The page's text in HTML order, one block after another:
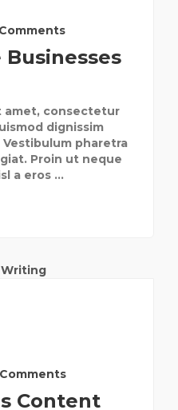
amet, consectetur
dignissim
pharetra
Proin ut neque
a eros ...
Content